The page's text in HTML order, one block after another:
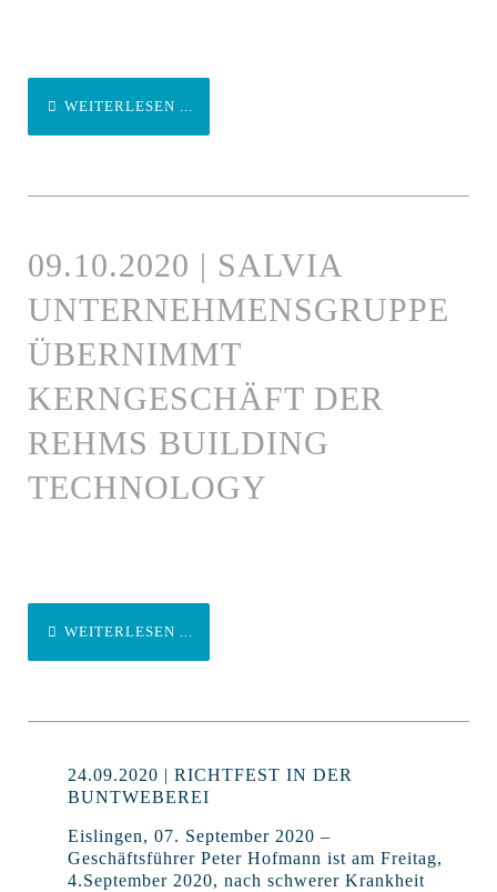
WEITERLESEN ...
09.10.2020 | SALVIA
UNTERNEHMENSGRUPPE
ÜBERNIMMT
KERNGESCHÄFT DER
REHMS BUILDING
TECHNOLOGY
WEITERLESEN ...
24.09.2020 | RICHTFEST IN DER
BUNTWEBEREI
Eislingen, 07. September 2020 –
Geschäftsführer Peter Hofmann ist am Freitag,
4.September 2020, nach schwerer Krankheit